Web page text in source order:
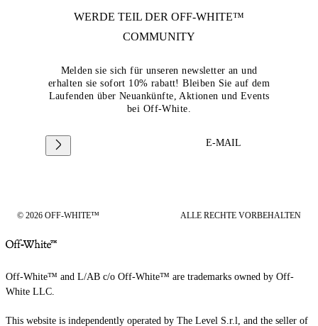
WERDE TEIL DER OFF-WHITE™
COMMUNITY
Melden sie sich für unseren newsletter an und
erhalten sie sofort 10% rabatt! Bleiben Sie auf dem
Laufenden über Neuankünfte, Aktionen und Events
bei Off-White.
E-MAIL
© 2026 OFF-WHITE™ ALLE RECHTE VORBEHALTEN
Off-White™ and L/AB c/o Off-White™ are trademarks owned by Off-
White LLC.
This website is independently operated by The Level S.r.l, and the seller of